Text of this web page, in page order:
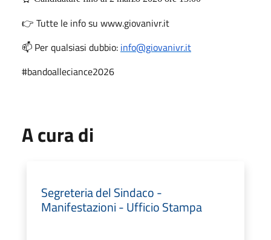
👉 Tutte le info su www.giovanivr.it
📫 Per qualsiasi dubbio: info@giovanivr.it
#bandoalleciance2026
A cura di
Segreteria del Sindaco -
Manifestazioni - Ufficio Stampa